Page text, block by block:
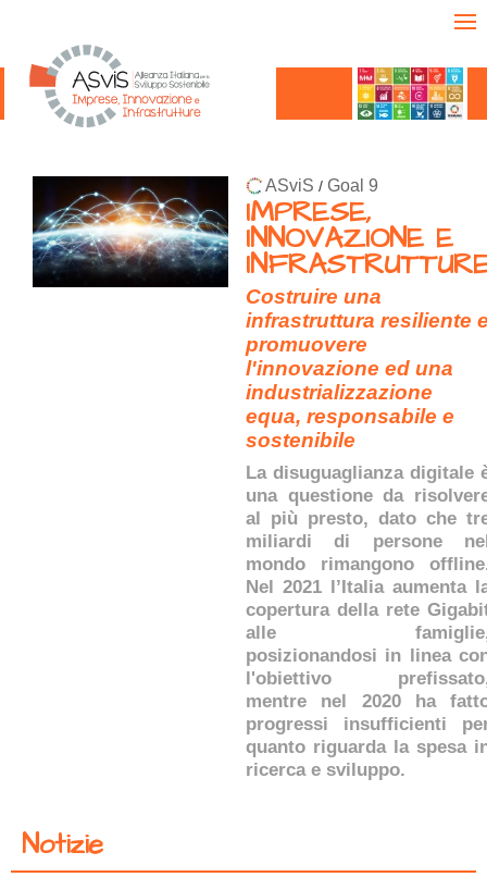
ASviS / Goal 9
IMPRESE,
INNOVAZIONE E
Costruire una
infrastruttura resiliente
promuovere
l'innovazione ed una
industrializzazione
equa, responsabile e
sostenibile
La disuguaglianza digitale
una questione da
al più presto, dato che
miliardi di persone
mondo rimangono
Nel 2021 l’Italia aumenta
copertura della rete
alle
posizionandosi in linea
l'obiettivo
mentre nel 2020 ha
progressi insufficienti
quanto riguarda la spesa
ricerca e sviluppo.
Notizie